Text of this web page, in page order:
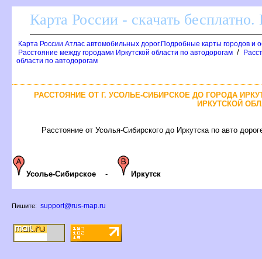
Карта России - скачать
Карта России.Атлас автомобильных дорог.Подробные карты городов и
Расстояние между городами Иркутской области по автодорогам /
области по автодорогам
РАССТОЯНИЕ ОТ Г. УСОЛЬЕ-СИБИРСКОЕ ДО ГОРОДА
ИРКУТСКОЙ
Расстояние от Усолья-Сибирского до Иркутска по авто
Усолье-Сибирское - Иркутск
Пишите: support@rus-map.ru